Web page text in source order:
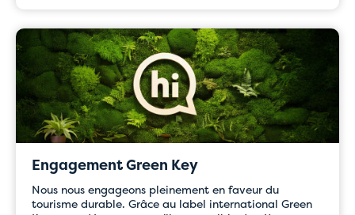
Engagement Green Key
Nous nous engageons pleinement en faveur du
tourisme durable. Grâce au label international Green
aider et veilleront à ce que votre réservation
soit traitée rapidement et correctement.
Merci de votre compréhension et veuillez nous
excuser pour la gêne occasionnée.